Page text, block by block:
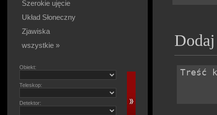
Szerokie ujęcie
Układ Słoneczny
Zjawiska
wszystkie »
Obiekt:
Teleskop:
Detektor: